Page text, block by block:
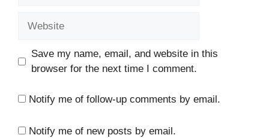
Save my name, email, and website in this
browser for the next time I comment.
Notify me of follow-up comments by email.
Notify me of new posts by email.